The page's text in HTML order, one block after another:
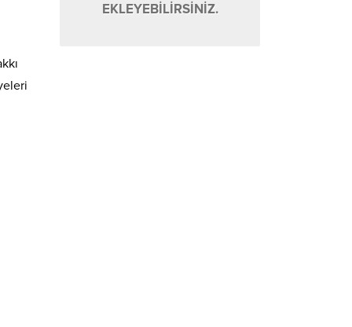
EKLEYEBİLİRSİNİZ.